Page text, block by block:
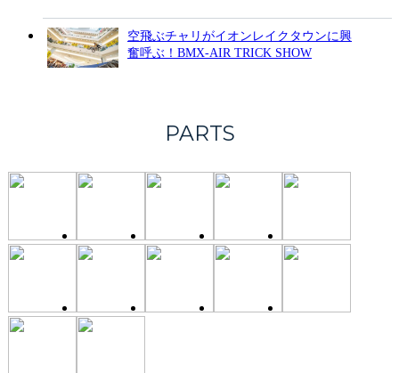
空飛ぶチャリがイオンレイクタウンに興
奮呼ぶ！BMX-AIR TRICK SHOW
PARTS